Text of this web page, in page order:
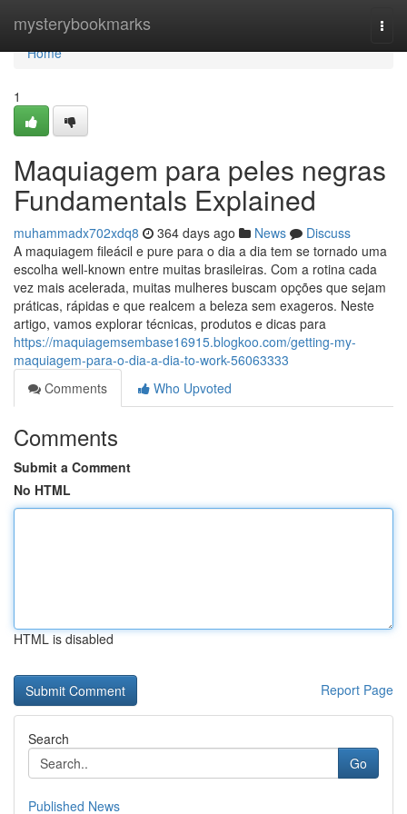
mysterybookmarks
Home
Home
1
Maquiagem para peles negras
Fundamentals Explained
muhammadx702xdq8 364 days ago News
Discuss
A maquiagem fileácil e pure para o dia a dia tem se tornado uma
escolha well-known entre muitas brasileiras. Com a rotina cada
vez mais acelerada, muitas mulheres buscam opções que sejam
práticas, rápidas e que realcem a beleza sem exageros. Neste
artigo, vamos explorar técnicas, produtos e dicas para
https://maquiagemsembase16915.blogkoo.com/getting-my-
maquiagem-para-o-dia-a-dia-to-work-56063333
Comments
Who Upvoted
Comments
Submit a Comment
No HTML
HTML is disabled
Report Page
Search
Go
Published News